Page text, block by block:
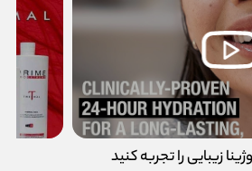
زیبایی را تجربه کنید